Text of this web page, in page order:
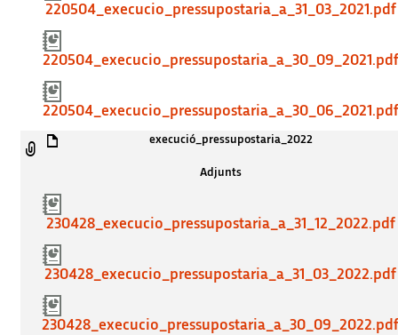
220504_execucio_pressupostaria_a_31_03_2021.pdf
220504_execucio_pressupostaria_a_30_09_2021.pdf
220504_execucio_pressupostaria_a_30_06_2021.pdf
execució_pressupostaria_2022
Adjunts
230428_execucio_pressupostaria_a_31_12_2022.pdf
230428_execucio_pressupostaria_a_31_03_2022.pdf